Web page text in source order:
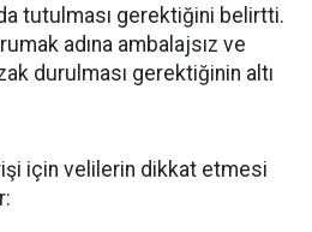
tutulması gerektiğini belirtti.
adına ambalajsız ve
durulması gerektiğinin altı
için velilerin dikkat etmesi